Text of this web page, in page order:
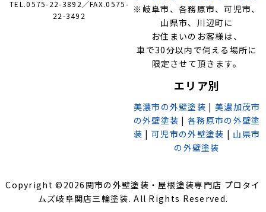
TEL.0575-22-3892／FAX.0575-
22-3492
※岐阜市、各務原市、可児市、
山県市、川辺町に
お住まいのお客様は、
車で30分以内で伺える場所に
限定させて頂きます。
エリア別
美濃市の外壁塗装 | 美濃加茂市
の外壁塗装 |各務原市の外壁塗
装 |可児市の外壁塗装 | 山県市
の外壁塗装
Copyright © 2026 関市の外壁塗装・屋根塗装専門店 プロタイ
ムズ岐阜関店三輪塗装. All Rights Reserved.